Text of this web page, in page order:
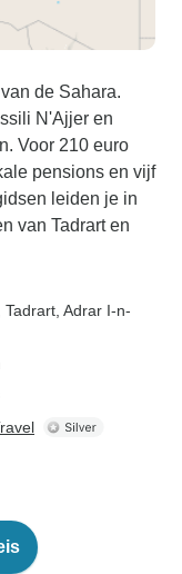
de Sahara.
N'Ajjer en
Voor 210 euro
pensions en vijf
leiden je in
van Tadrart en
Tadrart , Adrar I-n-